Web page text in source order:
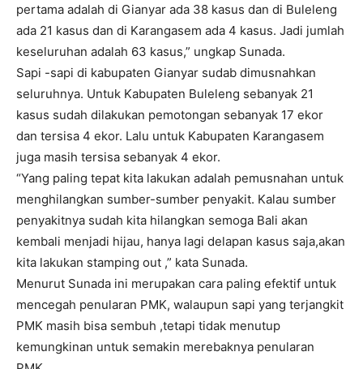
pertama adalah di Gianyar ada 38 kasus dan di Buleleng
ada 21 kasus dan di Karangasem ada 4 kasus. Jadi jumlah
keseluruhan adalah 63 kasus,” ungkap Sunada.
Sapi -sapi di kabupaten Gianyar sudab dimusnahkan
seluruhnya. Untuk Kabupaten Buleleng sebanyak 21
kasus sudah dilakukan pemotongan sebanyak 17 ekor
dan tersisa 4 ekor. Lalu untuk Kabupaten Karangasem
juga masih tersisa sebanyak 4 ekor.
“Yang paling tepat kita lakukan adalah pemusnahan untuk
menghilangkan sumber-sumber penyakit. Kalau sumber
penyakitnya sudah kita hilangkan semoga Bali akan
kembali menjadi hijau, hanya lagi delapan kasus saja,akan
kita lakukan stamping out ,” kata Sunada.
Menurut Sunada ini merupakan cara paling efektif untuk
mencegah penularan PMK, walaupun sapi yang terjangkit
PMK masih bisa sembuh ,tetapi tidak menutup
kemungkinan untuk semakin merebaknya penularan